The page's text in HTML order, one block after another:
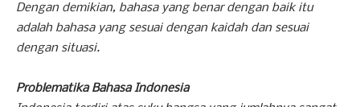
Dengan demikian, bahasa yang benar dengan baik itu
adalah bahasa yang sesuai dengan kaidah dan sesuai
dengan situasi.
Problematika Bahasa Indonesia